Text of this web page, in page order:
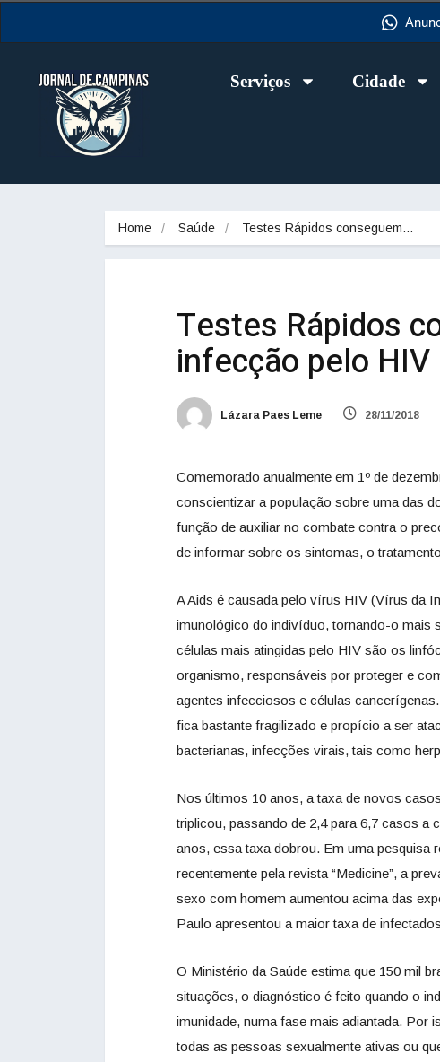
Serviços Cidade
Home Saúde Testes Rápidos conseguem…
Testes Rápidos
infecção pelo
Lázara Paes Leme 28/11/2018
Comemorado anualmente em 1º de
conscientizar a população sobre uma das
função de auxiliar no combate contra o
de informar sobre os sintomas, o
A Aids é causada pelo vírus HIV (Vírus da
imunológico do indivíduo, tornando-o mais
células mais atingidas pelo HIV são os
organismo, responsáveis por proteger e
agentes infecciosos e células
fica bastante fragilizado e propício a ser
bacterianas, infecções virais, tais como
Nos últimos 10 anos, a taxa de novos
triplicou, passando de 2,4 para 6,7 casos a
anos, essa taxa dobrou. Em uma pesquisa
recentemente pela revista “Medicine”, a
sexo com homem aumentou acima das
Paulo apresentou a maior taxa de
O Ministério da Saúde estima que 150 mil
situações, o diagnóstico é feito quando o
imunidade, numa fase mais adiantada. Por
todas as pessoas sexualmente ativas ou